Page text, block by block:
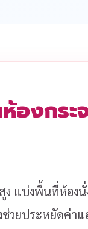
องกระ
แบ่งพื้นที่ห้องนั่
วยประหยัดค่าแ